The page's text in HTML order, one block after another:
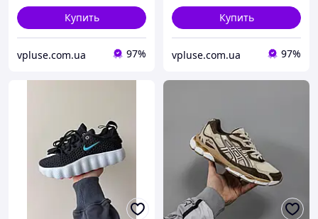
Купить
vpluse.com.ua 97%
Купить
vpluse.com.ua 97%